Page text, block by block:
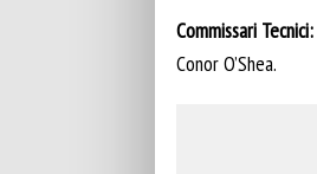
Commissari Tecnici:
Conor O’Shea.